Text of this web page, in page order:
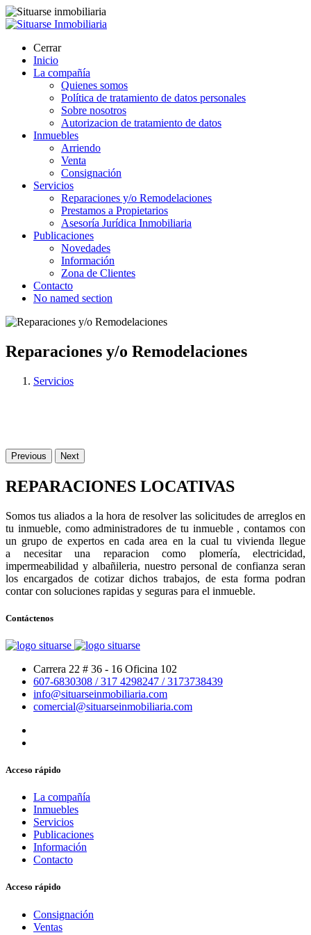
Cerrar
Inicio
La compañía
Quienes somos
Política de tratamiento de datos personales
Sobre nosotros
Autorizacion de tratamiento de datos
Inmuebles
Arriendo
Venta
Consignación
Servicios
Reparaciones y/o Remodelaciones
Prestamos a Propietarios
Asesoría Jurídica Inmobiliaria
Publicaciones
Novedades
Información
Zona de Clientes
Contacto
No named section
Reparaciones y/o Remodelaciones
Servicios
Previous Next
REPARACIONES LOCATIVAS
Somos tus aliados a la hora de resolver las solicitudes de arreglos en
tu inmueble, como administradores de tu inmueble , contamos con
un grupo de expertos en cada area en la cual tu vivienda llegue
a necesitar una reparacion como plomería, electricidad,
impermeabilidad y albañileria, nuestro personal de confianza seran
los encargados de cotizar dichos trabajos, de esta forma podran
contar con soluciones rapidas y seguras para el inmueble.
Contáctenos
Carrera 22 # 36 - 16 Oficina 102
607-6830308 / 317 4298247 / 3173738439
info@situarseinmobiliaria.com
comercial@situarseinmobiliaria.com
Acceso rápido
La compañía
Inmuebles
Servicios
Publicaciones
Información
Contacto
Acceso rápido
Consignación
Ventas